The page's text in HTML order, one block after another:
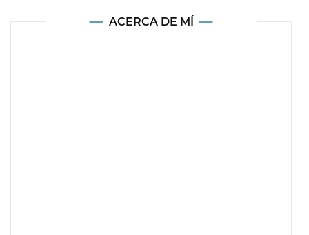
ACERCA DE MÍ